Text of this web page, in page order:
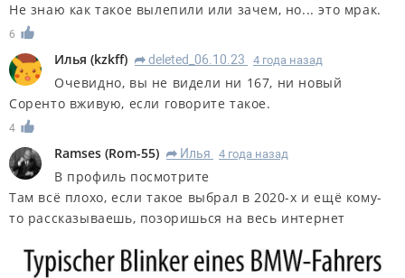
Не знаю как такое вылепили или зачем, но... это мрак.
6
Илья (kzkff) R deleted_06.10.23 4 года назад
Очевидно, вы не видели ни 167, ни новый
Соренто вживую, если говорите такое.
4
Ramses (Rom-55) R Илья 4 года назад
В профиль посмотрите
Там всё плохо, если такое выбрал в 2020-х и ещё кому-
то рассказываешь, позоришься на весь интернет